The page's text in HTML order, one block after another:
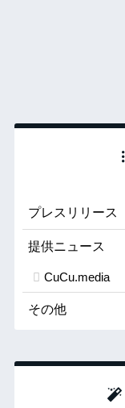
プレスリリース
提供ニュース
CuCu.media
その他